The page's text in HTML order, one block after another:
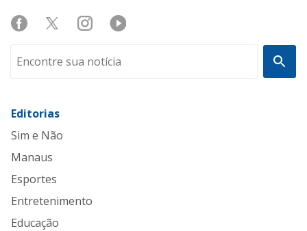
Editorias
Sim e Não
Manaus
Esportes
Entretenimento
Educação